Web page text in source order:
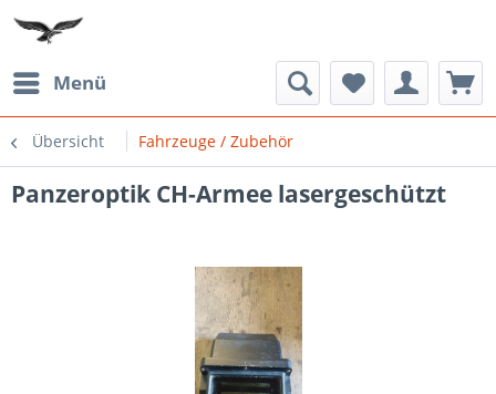
Menü
Übersicht Fahrzeuge / Zubehör
Panzeroptik CH-Armee lasergeschützt